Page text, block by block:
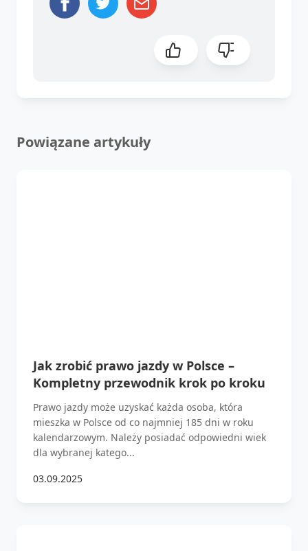
Powiązane artykuły
Jak zrobić prawo jazdy w Polsce –
Kompletny przewodnik krok po kroku
Prawo jazdy może uzyskać każda osoba, która
mieszka w Polsce od co najmniej 185 dni w roku
kalendarzowym. Należy posiadać odpowiedni wiek
dla wybranej katego...
03.09.2025